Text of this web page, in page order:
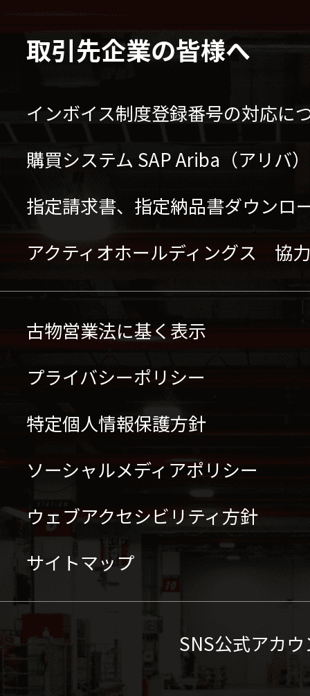
取引先企業の皆様へ
インボイス制度登録番号の対応に
購買システム SAP Ariba（アリバ
指定請求書、指定納品書ダウンロ
アクティオホールディングス 協
古物営業法に基く表示
プライバシーポリシー
特定個人情報保護方針
ソーシャルメディアポリシー
ウェブアクセシビリティ方針
サイトマップ
SNS公式アカ